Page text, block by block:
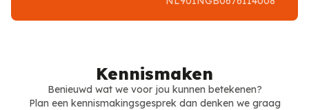
Kennismaken
Benieuwd wat we voor jou kunnen betekenen?
Plan een kennismakingsgesprek dan denken we graag